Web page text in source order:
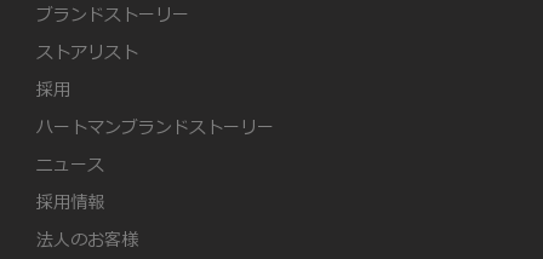
ブランドストーリー
ストアリスト
採用
ハートマンブランドストーリー
ニュース
採用情報
法人のお客様